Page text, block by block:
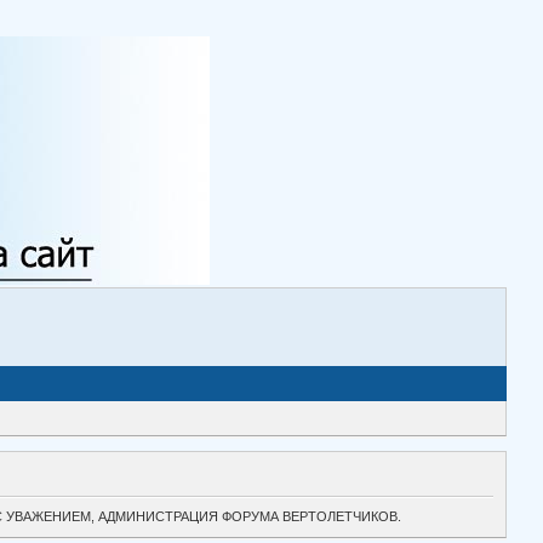
УВАЖЕНИЕМ, АДМИНИСТРАЦИЯ ФОРУМА ВЕРТОЛЕТЧИКОВ.